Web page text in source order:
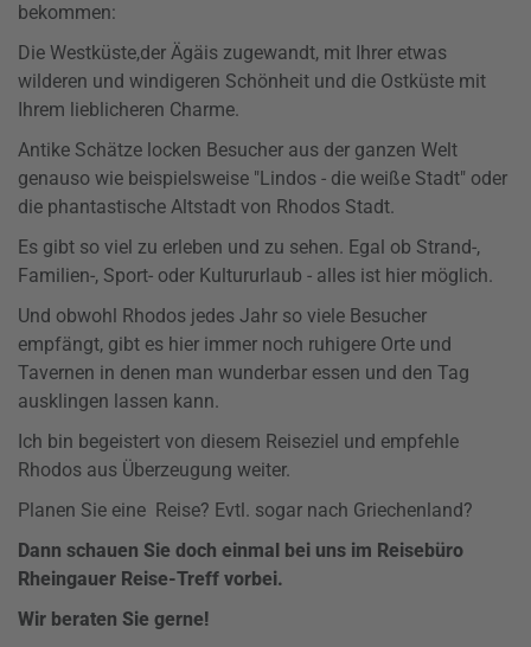
bekommen:
Die Westküste,der Ägäis zugewandt, mit Ihrer etwas
wilderen und windigeren Schönheit und die Ostküste mit
Ihrem lieblicheren Charme.
Antike Schätze locken Besucher aus der ganzen Welt
genauso wie beispielsweise "Lindos - die weiße Stadt" oder
die phantastische Altstadt von Rhodos Stadt.
Es gibt so viel zu erleben und zu sehen. Egal ob Strand-,
Familien-, Sport- oder Kultururlaub - alles ist hier möglich.
Und obwohl Rhodos jedes Jahr so viele Besucher
empfängt, gibt es hier immer noch ruhigere Orte und
Tavernen in denen man wunderbar essen und den Tag
ausklingen lassen kann.
Ich bin begeistert von diesem Reiseziel und empfehle
Rhodos aus Überzeugung weiter.
Planen Sie eine Reise? Evtl. sogar nach Griechenland?
Dann schauen Sie doch einmal bei uns im Reisebüro
Rheingauer Reise-Treff vorbei.
Wir beraten Sie gerne!